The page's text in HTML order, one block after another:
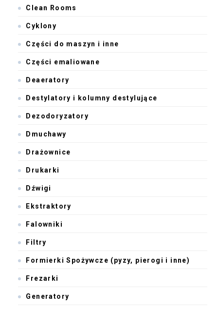
Clean Rooms
Cyklony
Części do maszyn i inne
Części emaliowane
Deaeratory
Destylatory i kolumny destylujące
Dezodoryzatory
Dmuchawy
Drażownice
Drukarki
Dźwigi
Ekstraktory
Falowniki
Filtry
Formierki Spożywcze (pyzy, pierogi i inne)
Frezarki
Generatory